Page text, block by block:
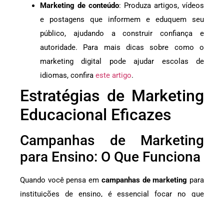
Marketing de conteúdo: Produza artigos, vídeos
e postagens que informem e eduquem seu
público, ajudando a construir confiança e
autoridade. Para mais dicas sobre como o
marketing digital pode ajudar escolas de
idiomas, confira este artigo.
Estratégias de Marketing
Educacional Eficazes
Campanhas de Marketing
para Ensino: O Que Funciona
Quando você pensa em campanhas de marketing para
instituições de ensino, é essencial focar no que